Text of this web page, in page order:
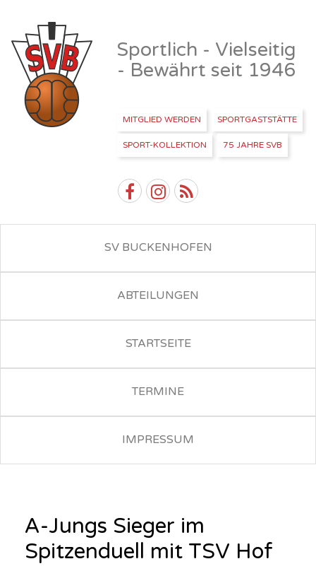
Sportlich - Vielseitig
- Bewährt seit 1946
MITGLIED WERDEN SPORTGASTSTÄTTE
SPORT-KOLLEKTION 75 JAHRE SVB
SV BUCKENHOFEN
ABTEILUNGEN
STARTSEITE
TERMINE
IMPRESSUM
A-Jungs Sieger im
Spitzenduell mit TSV Hof